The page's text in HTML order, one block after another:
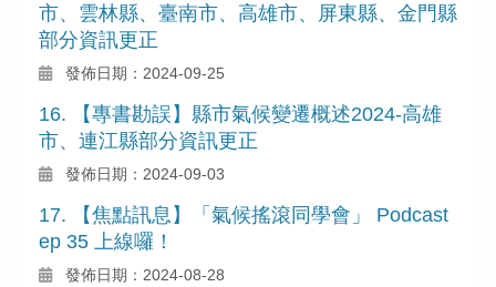
市、雲林縣、臺南市、高雄市、屏東縣、金門縣
部分資訊更正
發佈日期：2024-09-25
16. 【專書勘誤】縣市氣候變遷概述2024-高雄
市、連江縣部分資訊更正
發佈日期：2024-09-03
17. 【焦點訊息】「氣候搖滾同學會」 Podcast
ep 35 上線囉！
發佈日期：2024-08-28